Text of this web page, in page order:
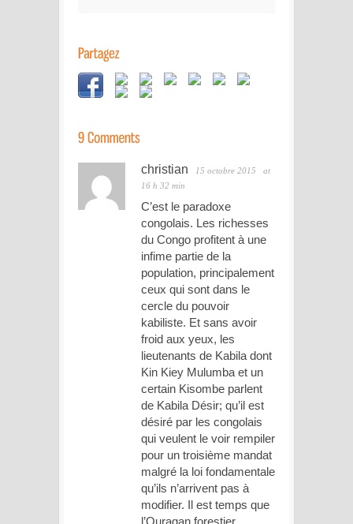
christian 15 octobre 2015
at
16 h 32 min
C’est le paradoxe
congolais. Les richesses
du Congo profitent à une
infime partie de la
population, principalement
ceux qui sont dans le
cercle du pouvoir
kabiliste. Et sans avoir
froid aux yeux, les
lieutenants de Kabila dont
Kin Kiey Mulumba et un
certain Kisombe parlent
de Kabila Désir; qu’il est
désiré par les congolais
qui veulent le voir rempiler
pour un troisième mandat
malgré la loi fondamentale
qu’ils n’arrivent pas à
modifier. Il est temps que